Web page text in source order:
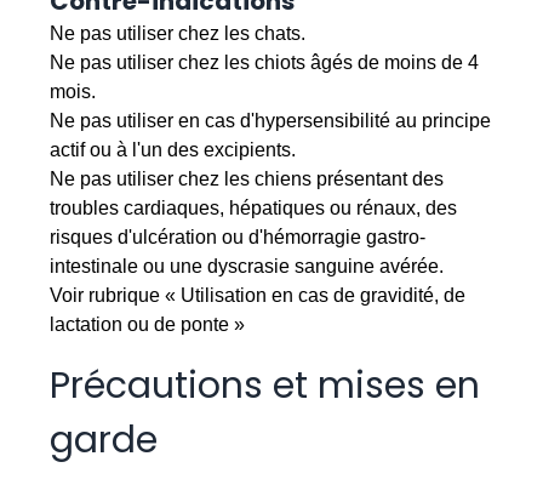
Ne pas utiliser chez les chats.
Ne pas utiliser chez les chiots âgés de moins de 4
mois.
Ne pas utiliser en cas d'hypersensibilité au principe
actif ou à l'un des excipients.
Ne pas utiliser chez les chiens présentant des
troubles cardiaques, hépatiques ou rénaux, des
risques d'ulcération ou d'hémorragie gastro-
intestinale ou une dyscrasie sanguine avérée.
Voir rubrique « Utilisation en cas de gravidité, de
lactation ou de ponte »
Précautions et mises en
garde